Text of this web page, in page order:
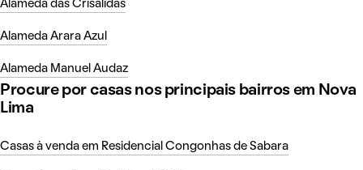
Alameda das Crisalidas
Alameda Arara Azul
Alameda Manuel Audaz
Procure por casas nos principais bairros em Nova
Lima
Casas à venda em Residencial Congonhas de Sabara